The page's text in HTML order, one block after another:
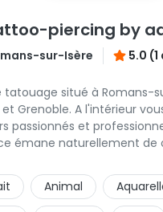
piercing by
sur-Isère 5.0 (1
tatouage situé à Romans-
Grenoble. A l'intérieur
passionnés et
émane naturellement de
Animal